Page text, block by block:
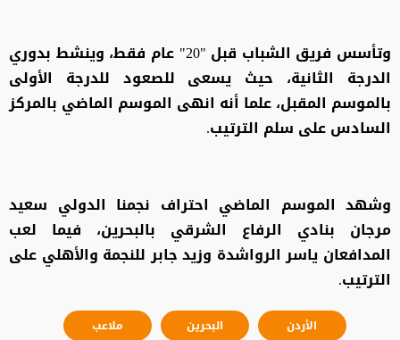
وتأسس فريق الشباب قبل "20" عام فقط، وينشط بدوري
الدرجة الثانية، حيث يسعى للصعود للدرجة الأولى
بالموسم المقبل، علما أنه انهى الموسم الماضي بالمركز
السادس على سلم الترتيب.
وشهد الموسم الماضي احتراف نجمنا الدولي سعيد
مرجان بنادي الرفاع الشرقي بالبحرين، فيما لعب
المدافعان ياسر الرواشدة وزيد جابر للنجمة والأهلي على
الترتيب.
الأردن البحرين ملاعب